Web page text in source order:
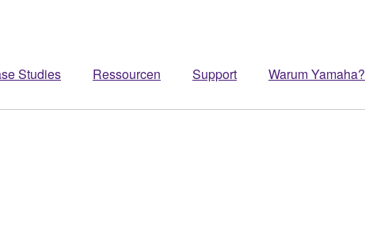
Studies Ressourcen Support Warum Yamaha?